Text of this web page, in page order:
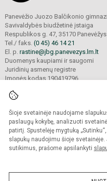
Šioje svetainėje naudojame
paslaugų kokybę, analizuoti
patirtį. Spustelėję mygtuką
slapukų naudojimu šioje
sutikimus, prašome apsilankyti
Panevėžio Juozo Balčikonio
Savivaldybės biudžetinė įstaiga
Respublikos g. 47, 35170 Panevėžys
Tel./ faks. (0 45) 46 14 21
El. p. rastine@jbg.panevezys.lm.lt
Duomenys kaupiami ir saugomi
Juridinių asmenų registre
Įmonės kodas 190419796
© 2026. Panevėžio Juozo
Kopijuoti turinį be raštiško
Prieinamumo
Sumanus būdas atnaujinti